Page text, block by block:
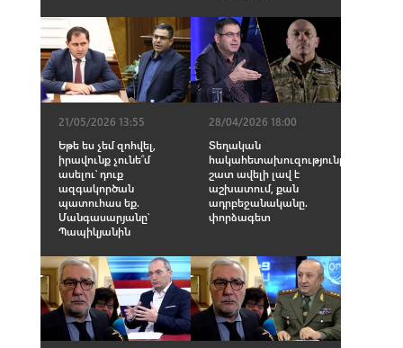
21/05/2026 13:55
Եթե ես չեմ զոհվել,
իրավունք չունե՞մ
ասելու՝ դուք
ազգակործան
պատուհաս եք.
Մանգասարյանը՝
Պապիկյանին
28/04/2026 18:00
Տեղական
հակահետախուզությունը
շատ ավելի լավ է
աշխատում, քան
ադրբեջանականը.
փորձագետ